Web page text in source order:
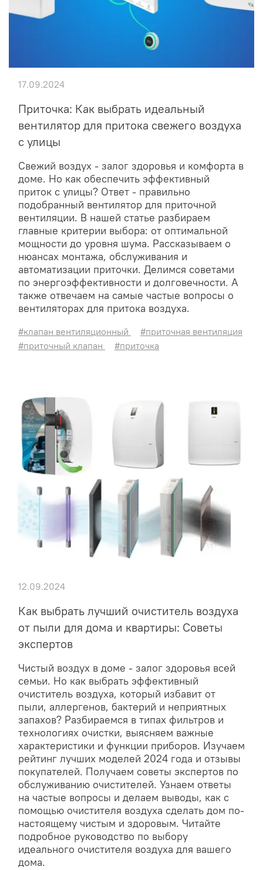
Приточка: Как выбрать идеальный
вентилятор для притока свежего воздуха
с улицы
Свежий воздух - залог здоровья и комфорта в
доме. Но как обеспечить эффективный
приток с улицы? Ответ - правильно
подобранный вентилятор для приточной
вентиляции. В нашей статье разбираем
главные критерии выбора: от оптимальной
мощности до уровня шума. Рассказываем о
нюансах монтажа, обслуживания и
автоматизации приточки. Делимся советами
по энергоэффективности и долговечности. А
также отвечаем на самые частые вопросы о
вентиляторах для притока воздуха.
17.09.2024
#клапан вентиляционный
#приточная вентиляция
#приточный клапан
#приточка
Как выбрать лучший очиститель воздуха
от пыли для дома и квартиры: Советы
экспертов
Чистый воздух в доме - залог здоровья всей
семьи. Но как выбрать эффективный
очиститель воздуха, который избавит от
пыли, аллергенов, бактерий и неприятных
запахов? Разбираемся в типах фильтров и
технологиях очистки, выясняем важные
характеристики и функции приборов. Изучаем
рейтинг лучших моделей 2024 года и отзывы
покупателей. Получаем советы экспертов по
обслуживанию очистителей. Узнаем ответы
на частые вопросы и делаем выводы, как с
помощью очистителя воздуха сделать дом по-
настоящему чистым и здоровым. Читайте
подробное руководство по выбору
идеального очистителя воздуха для вашего
дома.
12.09.2024